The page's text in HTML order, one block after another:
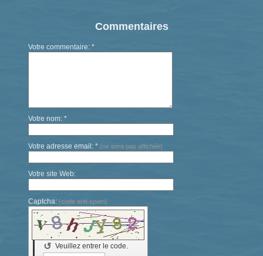
Commentaires
Votre commentaire: *
Votre nom: *
Votre adresse email: * (ne sera pas affichée)
Votre site Web:
Captcha: (code anti-spam)
Veuillez entrer le code.
↺